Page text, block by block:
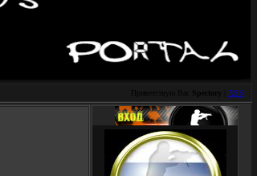
Приветствую Вас Spectory RSS